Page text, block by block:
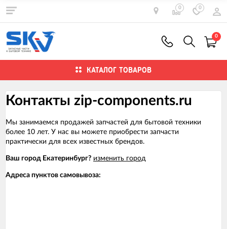
0 0
0
КАТАЛОГ ТОВАРОВ
Контакты zip-components.ru
Мы занимаемся продажей запчастей для бытовой техники
более 10 лет. У нас вы можете приобрести запчасти
практически для всех известных брендов.
Ваш город Екатеринбург? изменить город
Адреса пунктов самовывоза: